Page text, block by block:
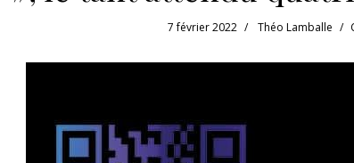
7 février 2022 Théo Lamballe